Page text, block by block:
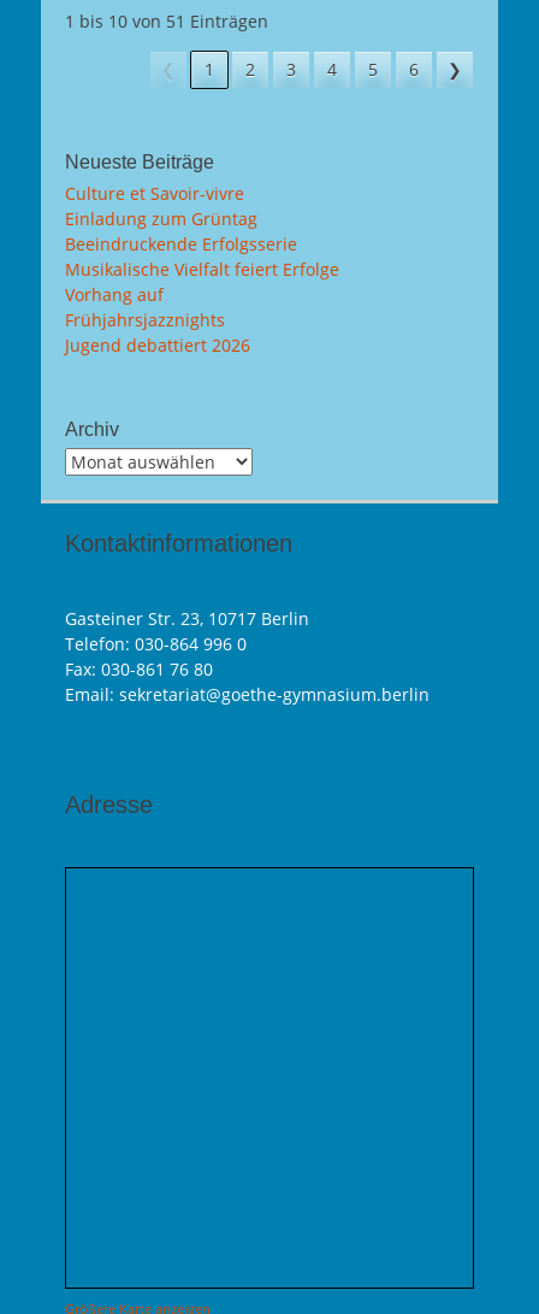
1 bis 10 von 51 Einträgen
❮ 1 2 3 4 5 6 ❯
Neueste Beiträge
Culture et Savoir-vivre
Einladung zum Grüntag
Beeindruckende Erfolgsserie
Musikalische Vielfalt feiert Erfolge
Vorhang auf
Frühjahrsjazznights
Jugend debattiert 2026
Archiv
Archiv
Kontaktinformationen
Gasteiner Str. 23, 10717 Berlin
Telefon: 030-864 996 0
Fax: 030-861 76 80
Email: sekretariat@goethe-gymnasium.berlin
Adresse
Größere Karte anzeigen